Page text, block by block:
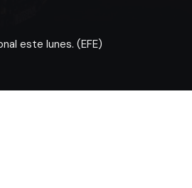
este lunes. (EFE)